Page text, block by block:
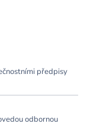
předpisy
odbornou